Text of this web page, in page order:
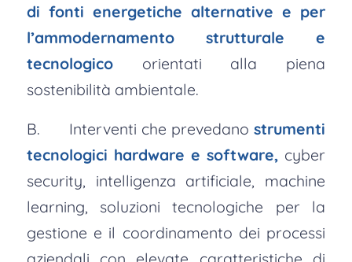
di fonti energetiche alternative e per
l’ammodernamento strutturale e
tecnologicoorientati alla piena
sostenibilità ambientale.
B. Interventi che prevedanostrumenti
tecnologici hardware e software, cyber
security, intelligenza artificiale, machine
learning, soluzioni tecnologiche per la
gestione e il coordinamento dei processi